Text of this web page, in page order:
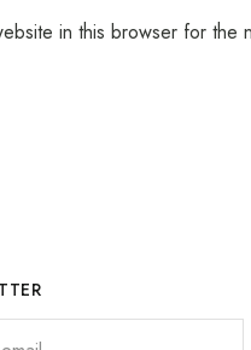
in this browser for the